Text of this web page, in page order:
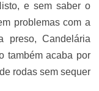
e sem saber o
problemas com a
preso, Candelária
também acaba por
rodas sem sequer